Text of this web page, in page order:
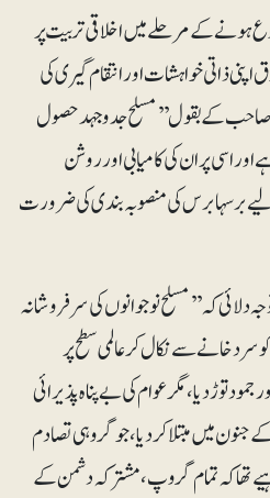
ہونے کے مرحلے میں اخلاقی تربیت پر
ذاتی خواہشات اور انتقام گیری کی
صاحب کے بقول ’’مسلح جدوجہد حصول
اسی پر ان کی کامیابی اور روشن
برسہا برس کی منصوبہ بندی کی ضرورت
کہ ’’مسلح نوجوانوں کی سرفروشانہ
سرد خانے سے نکال کر عالمی سطح پر
توڑ دیا، مگر عوام کی بے پناہ پذیرائی
میں مبتلا کر دیا ، جو گروہی تصادم
تھا کہ تمام گروپ، مشترکہ دشمن کے